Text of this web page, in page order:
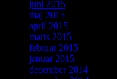
juni 2015
maj 2015
april 2015
marts 2015
februar 2015
januar 2015
december 2014